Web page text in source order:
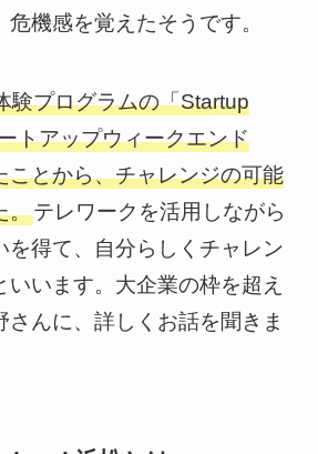
危機感を覚えたそうです。
験プログラムの「Startup
トアップウィークエンド
とから、チャレンジの可能
。テレワークを活用しながら
を得て、自分らしくチャレン
いいます。大企業の枠を超え
さんに、詳しくお話を聞きま